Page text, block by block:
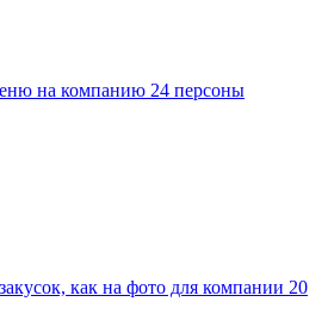
на компанию 24 персоны
как на фото для компании 20